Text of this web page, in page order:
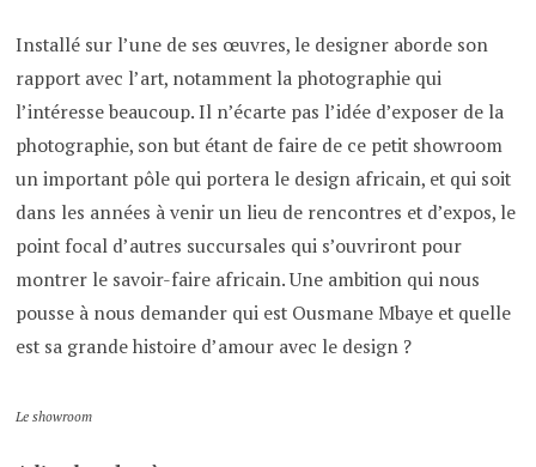
Installé sur l’une de ses œuvres, le designer aborde son
rapport avec l’art, notamment la photographie qui
l’intéresse beaucoup. Il n’écarte pas l’idée d’exposer de la
photographie, son but étant de faire de ce petit showroom
un important pôle qui portera le design africain, et qui soit
dans les années à venir un lieu de rencontres et d’expos, le
point focal d’autres succursales qui s’ouvriront pour
montrer le savoir-faire africain. Une ambition qui nous
pousse à nous demander qui est Ousmane Mbaye et quelle
est sa grande histoire d’amour avec le design ?
Le showroom